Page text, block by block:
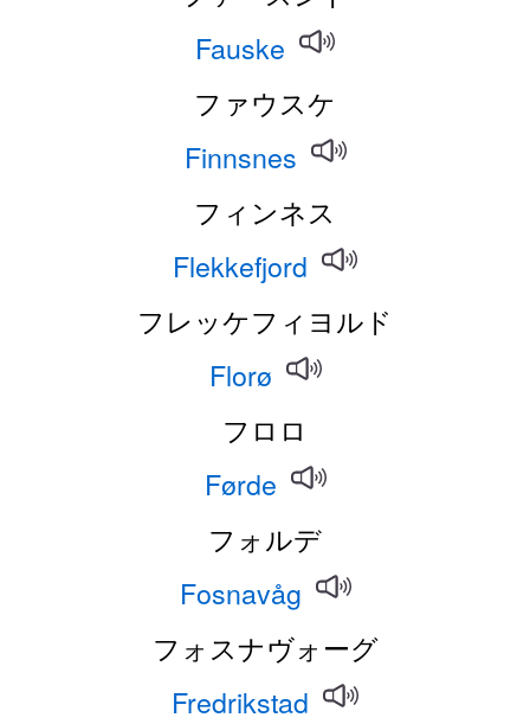
Fauske
ファウスケ
Finnsnes
フィンネス
Flekkefjord
フレッケフィヨルド
Florø
フロロ
Førde
フォルデ
Fosnavåg
フォスナヴォーグ
Fredrikstad